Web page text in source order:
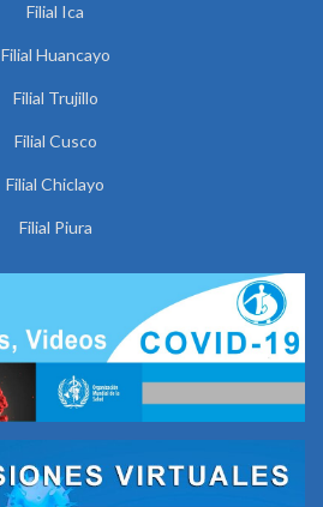
Filial Ica
Filial Huancayo
Filial Trujillo
Filial Cusco
Filial Chiclayo
Filial Piura